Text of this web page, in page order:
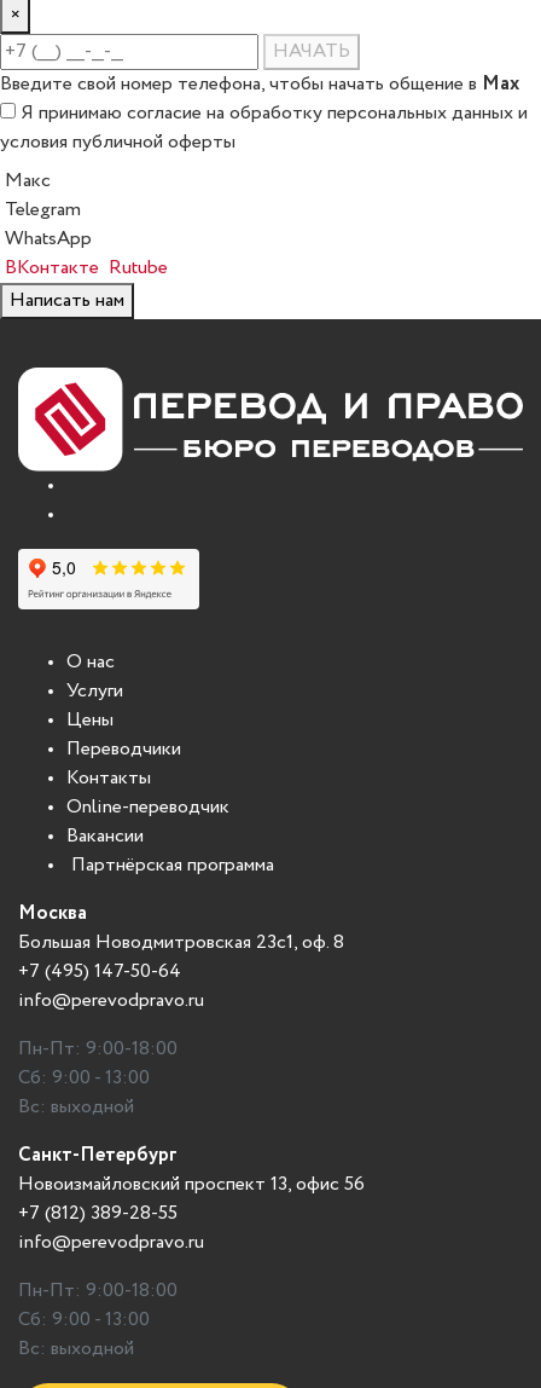
×
НАЧАТЬ
Введите свой номер телефона, чтобы начать общение в Max
Я принимаю согласие на обработку персональных данных и
условия публичной оферты
Макс
Telegram
WhatsApp
ВКонтакте
Rutube
Написать нам
О нас
Услуги
Цены
Переводчики
Контакты
Online-переводчик
Вакансии
Партнёрская программа
Москва
Большая Новодмитровская 23с1, оф. 8
+7 (495) 147-50-64
info@perevodpravo.ru
Пн-Пт: 9:00-18:00
Сб: 9:00 - 13:00
Вс: выходной
Санкт-Петербург
Новоизмайловский проспект 13, офис 56
+7 (812) 389-28-55
info@perevodpravo.ru
Пн-Пт: 9:00-18:00
Сб: 9:00 - 13:00
Вс: выходной